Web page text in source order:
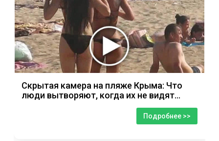
Скрытая камера на пляже Крыма: Что
люди вытворяют, когда их не видят...
Подробнее >>